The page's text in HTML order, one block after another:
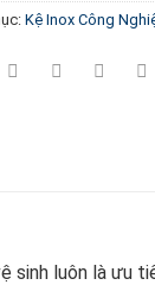
Kệ Inox Công
sinh luôn là ưu